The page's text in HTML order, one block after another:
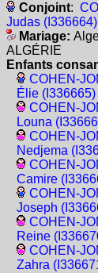
Conjoint:
Judas (I336664)
Mariage:
ALGÉRIE
Enfants
COHEN-
Élie (I336665)
COHEN-
Louna
COHEN-
Nedjema
COHEN-
Camire
COHEN-
Joseph
COHEN-
Reine
COHEN-
Zahra